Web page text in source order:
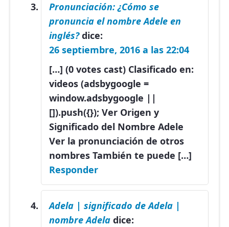
Pronunciación: ¿Cómo se
pronuncia el nombre Adele en
inglés? dice:
26 septiembre, 2016 a las 22:04
[…] (0 votes cast) Clasificado en:
videos (adsbygoogle =
window.adsbygoogle ||
[]).push({}); Ver Origen y
Significado del Nombre Adele
Ver la pronunciación de otros
nombres También te puede […]
Responder
Adela | significado de Adela |
nombre Adela dice: